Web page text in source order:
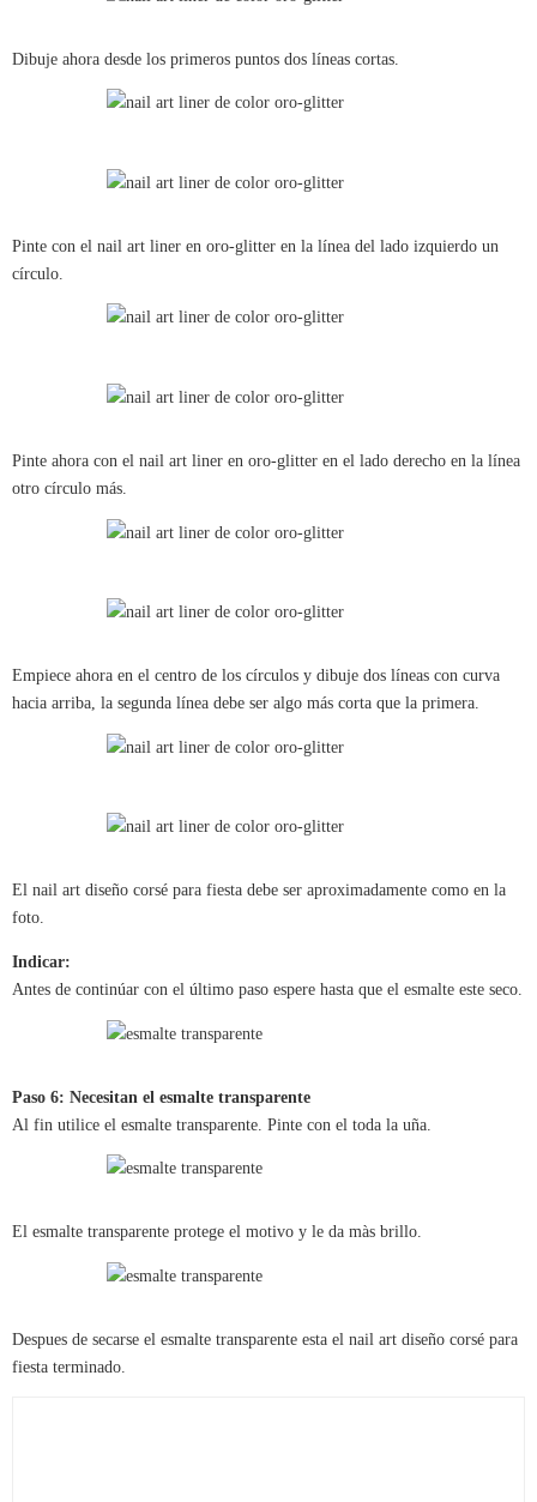
Dibuje ahora desde los primeros puntos dos líneas cortas.
Pinte con el nail art liner en oro-glitter en la línea del lado izquierdo un
círculo.
Pinte ahora con el nail art liner en oro-glitter en el lado derecho en la línea
otro círculo más.
Empiece ahora en el centro de los círculos y dibuje dos líneas con curva
hacia arriba, la segunda línea debe ser algo más corta que la primera.
El nail art diseño corsé para fiesta debe ser aproximadamente como en la
foto.
Indicar:
Antes de continúar con el último paso espere hasta que el esmalte este seco.
Paso 6: Necesitan el esmalte transparente
Al fin utilice el esmalte transparente. Pinte con el toda la uña.
El esmalte transparente protege el motivo y le da màs brillo.
Despues de secarse el esmalte transparente esta el nail art diseño corsé para
fiesta terminado.